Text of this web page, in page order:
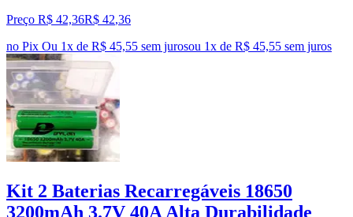
Preço R$ 42,36R$ 42,36
no Pix Ou 1x de R$ 45,55 sem jurosou 1x de R$ 45,55 sem juros
Kit 2 Baterias Recarregáveis 18650
3200mAh 3.7V 40A Alta Durabilidade